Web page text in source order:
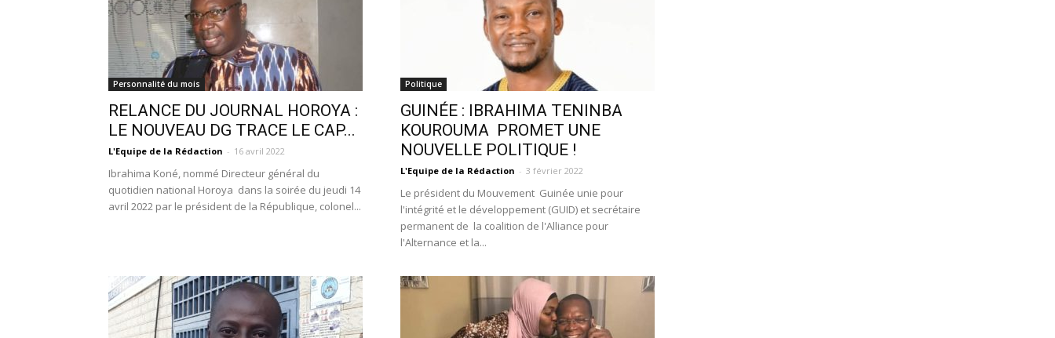
Personnalité du mois
RELANCE DU JOURNAL HOROYA :
LE NOUVEAU DG TRACE LE CAP...
L'Equipe de la Rédaction - 16 avril 2022
Ibrahima Koné, nommé Directeur général du
quotidien national Horoya dans la soirée du jeudi 14
avril 2022 par le président de la République, colonel...
Politique
GUINÉE : IBRAHIMA TENINBA
KOUROUMA PROMET UNE
NOUVELLE POLITIQUE !
L'Equipe de la Rédaction - 3 février 2022
Le président du Mouvement Guinée unie pour
l'intégrité et le développement (GUID) et secrétaire
permanent de la coalition de l'Alliance pour
l'Alternance et la...